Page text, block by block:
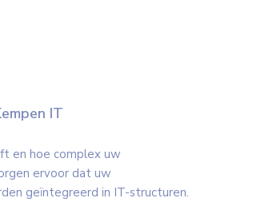
IT
en hoe complex uw
ervoor dat uw
geïntegreerd in IT-structuren.